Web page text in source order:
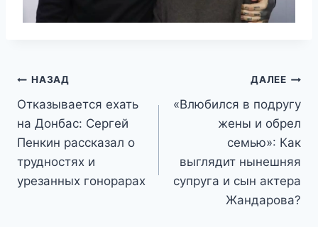
Навигация
по
записям
НАЗАД
Отказывается ехать
на Донбас: Сергей
Пенкин рассказал о
трудностях и
урезанных гонорарах
ДАЛЕЕ
«Влюбился в подругу
жены и обрел
семью»: Как
выглядит нынешняя
супруга и сын актера
Жандарова?